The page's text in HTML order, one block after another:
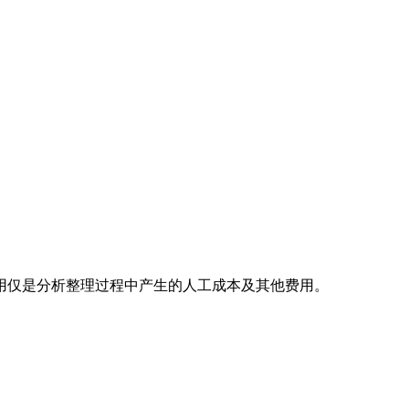
是分析整理过程中产生的人工成本及其他费用。